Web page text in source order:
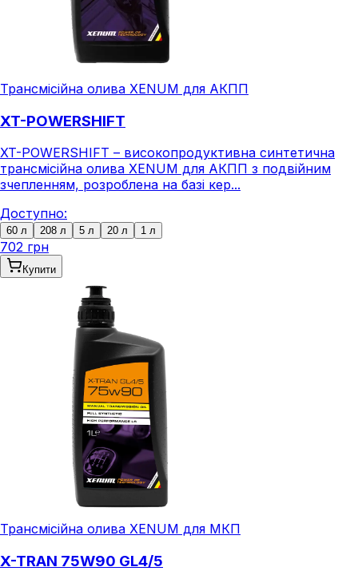
Трансмісійна олива XENUM для АКПП
XT-POWERSHIFT
XT-POWERSHIFT – високопродуктивна синтетична
трансмісійна олива XENUM для АКПП з подвійним
зчепленням, розроблена на базі кер...
Доступно:
60 л 208 л 5 л 20 л 1 л
702 грн
Купити
Трансмісійна олива XENUM для МКП
X-TRAN 75W90 GL4/5